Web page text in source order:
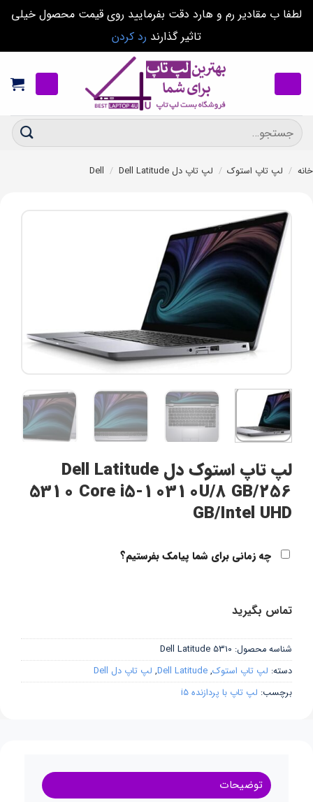
لطفا ب مقادیر رم و هارد دقت بفرمایید روی قیمت محصول خیلی
تاثیر گذارند رد کردن
content
جستجو
برای:
خانه / لپ تاپ استوک / لپ تاپ دل Dell / Dell Latitude
لپ تاپ استوک دل Dell Latitude
5310 Core i5-10310U/8 GB/256
GB/Intel UHD
چه زمانی برای شما پیامک بفرستیم؟
تماس بگیرید
شناسه محصول: Dell Latitude 5310
دسته: لپ تاپ استوک,
Dell Latitude
, لپ تاپ دل Dell
برچسب: لپ تاپ با پردازنده i5
توضیحات